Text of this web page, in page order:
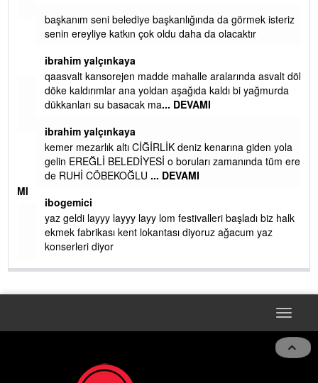
başkanım seni belediye başkanlığında da görmek isteriz
senin ereyliye katkın çok oldu daha da olacaktır
ibrahim yalçınkaya
qaasvalt kansorejen madde mahalle aralarında asvalt döke
döke kaldırımlar ana yoldan aşağıda kaldı bi yağmurda
dükkanları su basacak ma... DEVAMI
ibrahim yalçınkaya
kemer mezarlık altı CİĞİRLİK deniz kenarına giden yola
gelin EREĞLİ BELEDİYESİ o boruları zamanında tüm ereğli
de RUHİ CÖBEKOĞLU... DEVAMI
ibogemici
yaz geldi layyy layyy layy lom festivalleri başladı biz halk
ekmek fabrikası kent lokantası diyoruz ağacum yaz
konserleri diyor
Toggle